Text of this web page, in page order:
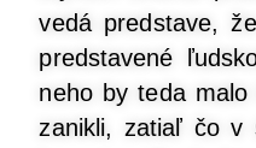
ve­dá pred­sta­ve,
pred­sta­ve­né
neho by teda
zanik­li, zatiaľ čo v